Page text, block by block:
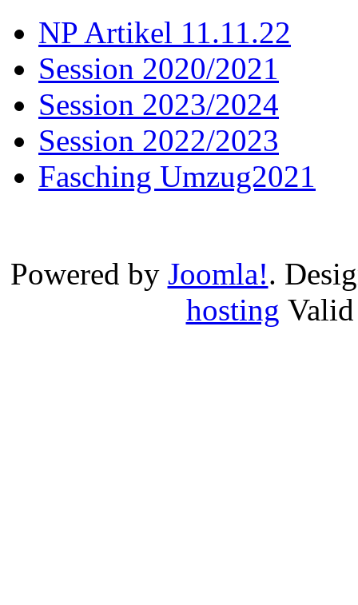
NP Artikel 11.11.22
Session 2020/2021
Session 2023/2024
Session 2022/2023
Fasching Umzug2021
Powered by Joomla!.
hosting